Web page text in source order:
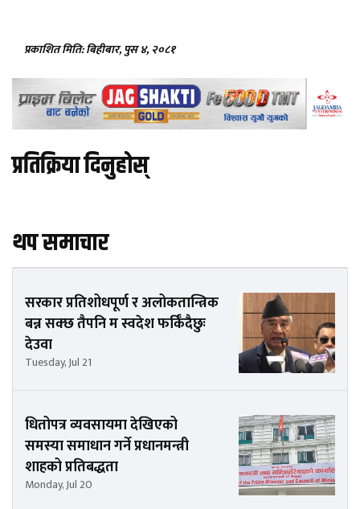
प्रकाशित मिति: बिहीबार, पुस ४, २०८१
प्रतिक्रिया दिनुहोस्
थप समाचार
सरकार प्रतिशोधपूर्ण र अलोकतान्त्रिक
बन्न सक्छ तैपनि म स्वदेश फर्किँदैछुः
देउवा
Tuesday, Jul 21
धितोपत्र व्यवसायमा देखिएको
समस्या समाधान गर्ने प्रधानमन्त्री
शाहको प्रतिबद्धता
Monday, Jul 20